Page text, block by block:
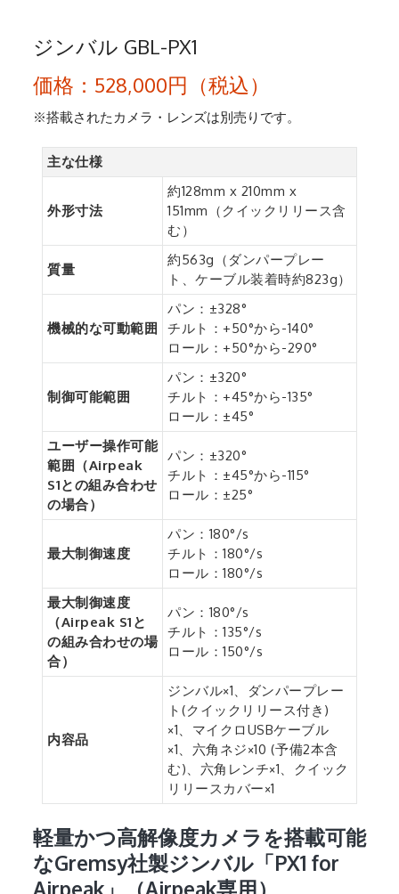
ジンバル GBL-PX1
価格：528,000円（税込）
※搭載されたカメラ・レンズは別売りです。
主な仕様
外形寸法
約128mm x 210mm x
151mm（クイックリリース含
む）
質量
約563g（ダンパープレー
ト、ケーブル装着時約823g）
機械的な可動範囲
パン：±328°
チルト：+50°から-140°
ロール：+50°から-290°
制御可能範囲
パン：±320°
チルト：+45°から-135°
ロール：±45°
ユーザー操作可能
範囲（Airpeak
S1との組み合わせ
の場合）
パン：±320°
チルト：±45°から-115°
ロール：±25°
最大制御速度
パン：180°/s
チルト：180°/s
ロール：180°/s
最大制御速度
（Airpeak S1と
の組み合わせの場
合）
パン：180°/s
チルト：135°/s
ロール：150°/s
内容品
ジンバル×1、ダンパープレー
ト(クイックリリース付き)
×1、マイクロUSBケーブル
×1、六角ネジ×10 (予備2本含
む)、六角レンチ×1、クイック
リリースカバー×1
軽量かつ高解像度カメラを搭載可能
なGremsy社製ジンバル「PX1 for
Airpeak」（Airpeak専用）